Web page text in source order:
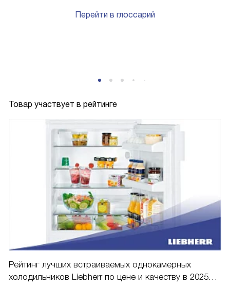
Перейти в глоссарий
Товар участвует в рейтинге
Рейтинг лучших встраиваемых однокамерных
холодильников Liebherr по цене и качеству в 2025